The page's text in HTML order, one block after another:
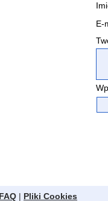
E-
FAQ | Pliki Cookies